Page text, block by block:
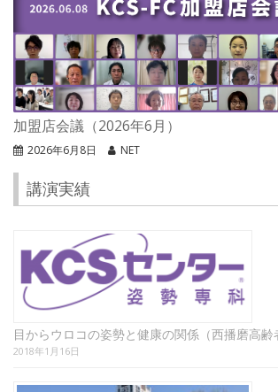
加盟店会議（2026年6月）
2026年6月8日 NET
講演実績
目からウロコの姿勢と健康の関係（西播磨高齢
2018年1月16日